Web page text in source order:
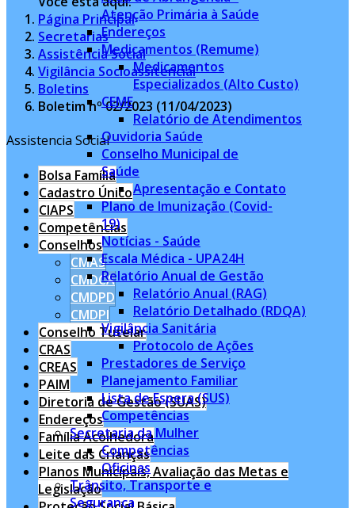
Atenção Primária à Saúde
Endereços
Medicamentos (Remume)
Medicamentos
Especializados (Alto Custo)
CEME
Relatório de Atendimentos
Ouvidoria Saúde
Conselho Municipal de
Saúde
Apresentação e Contato
Plano de Imunização (Covid-
19)
Notícias - Saúde
Escala Médica - UPA24H
Relatório Anual de Gestão
Relatório Anual (RAG)
Relatório Detalhado (RDQA)
Vigilância Sanitária
Protocolo de Ações
Prestadores de Serviço
Planejamento Familiar
Lista de Espera (SUS)
Competências
Secretaria da Mulher
Competências
Oficinas
Trânsito, Transporte e
Segurança
Página Principal
Secretarias
Assistência Social
Vigilância Socioassitencial
Boletins
Boletim nº 02/2023 (11/04/2023)
Assistencia Social
Bolsa Família
Cadastro Único
CIAPS
Competências
Conselhos
CMAS
CMDCA
CMDPD
CMDPI
Conselho Tutelar
CRAS
CREAS
PAIM
Diretoria de Gestão (SUAS)
Endereços
Família Acolhedora
Leite das Crianças
Planos Municipais, Avaliação das Metas e
Legislação